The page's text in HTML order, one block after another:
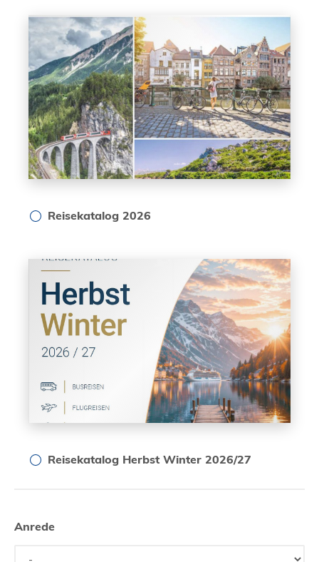
Reisekatalog 2026
Reisekatalog Herbst Winter 2026/27
Anrede